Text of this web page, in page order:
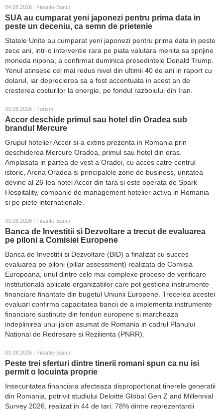
04.08.2026 | Finante-Banci
SUA au cumparat yeni japonezi pentru prima data in
peste un deceniu, ca semn de prietenie
Statele Unite au cumparat yeni japonezi pentru prima data in peste
zece ani, intr-o interventie rara pe piata valutara menita sa sprijine
moneda nipona, a confirmat duminica presedintele Donald Trump.
Yenul atinsese cel mai redus nivel din ultimii 40 de ani in raport cu
dolarul, iar deprecierea sa a fost accentuata in acest an de
cresterea costurilor la energie, pe fondul razboiului din Iran.
03.08.2026 | Turism
Accor deschide primul sau hotel din Oradea sub
brandul Mercure
Grupul hotelier Accor si-a extins prezenta in Romania prin
deschiderea Mercure Oradea, primul sau hotel din oras.
Amplasata in partea de vest a Oradei, cu acces catre centrul
istoric, Arena Oradea si principalele zone de business, unitatea
devine al 26-lea hotel Accor din tara si este operata de Spark
Hospitality, companie de management hotelier activa in Romania
si pe piete internationale.
03.08.2026 | Finante-Banci
Banca de Investitii si Dezvoltare a trecut de evaluarea
pe piloni a Comisiei Europene
Banca de Investitii si Dezvoltare (BID) a finalizat cu succes
evaluarea pe piloni (pillar assessment) realizata de Comisia
Europeana, unul dintre cele mai complexe procese de verificare
institutionala aplicate organizatiilor care pot gestiona instrumente
financiare finantate din bugetul Uniunii Europene. Trecerea acestei
evaluari confirma capacitatea bancii de a implementa instrumente
financiare sustinute din fonduri europene si marcheaza
indeplinirea unui jalon asumat de Romania in cadrul Planului
National de Redresare si Rezilienta (PNRR).
03.08.2026 | Finante-Banci
Peste trei sferturi dintre tinerii romani spun ca nu isi
permit o locuinta proprie
Insecuritatea financiara afecteaza disproportionat tinerele generatii
din Romania, potrivit studiului Deloitte Global Gen Z and Millennial
Survey 2026, realizat in 44 de tari. 78% dintre reprezentantii